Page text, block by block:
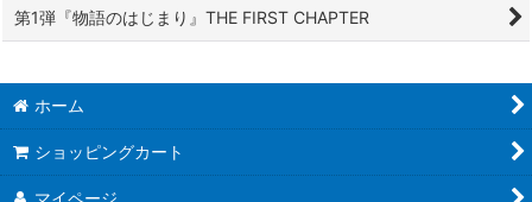
第1弾『物語のはじまり』THE FIRST CHAPTER
ホーム
ショッピングカート
マイページ